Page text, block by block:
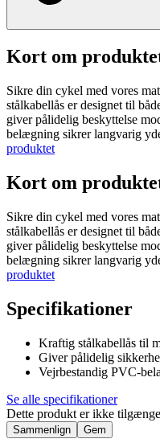
Kort om
Sikre din cykel med vores
stålkabellås er designet til
giver pålidelig beskyttelse
belægning sikrer langvarig
produktet
Kort om
Sikre din cykel med vores
stålkabellås er designet til
giver pålidelig beskyttelse
belægning sikrer langvarig
produktet
Specifikationer
Kraftig stålkabellås til
Giver pålidelig
Vejrbestandig PVC-
Se alle specifikationer
Dette produkt er ikke
Sammenlign Gem